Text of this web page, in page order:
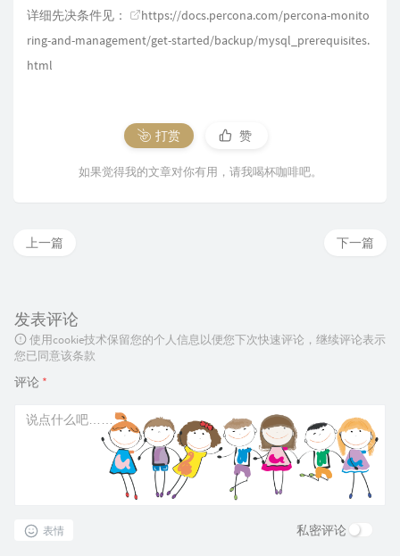
详细先决条件见：
https://docs.percona.com/percona-monito
ring-and-management/get-started/backup/mysql_prerequisites.
html
打赏 赞
如果觉得我的文章对你有用，请我喝杯咖啡吧。
下一篇
上一篇
发表评论
使用cookie技术保留您的个人信息以便您下次快速评论，继续评论表示
您已同意该条款
评论 *
表情 私密评论